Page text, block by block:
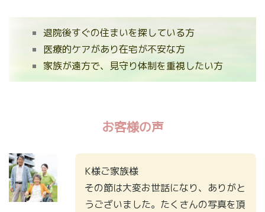
退院後すぐの住まいを探している方
医療的ケアがあり在宅が不安な方
家族が遠方で、見守り体制を重視したい方
お客様の声
K様ご家族様
その節は大変お世話になり、ありがと
うございました。たくさんの写真を頂